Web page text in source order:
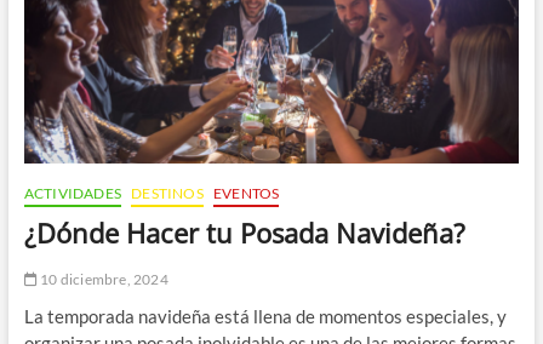
Banderas
con
Mike’s
Fishing
and
Tours
ACTIVIDADES DESTINOS EVENTOS
¿Dónde Hacer tu Posada Navideña?
10 diciembre, 2024
La temporada navideña está llena de momentos especiales, y